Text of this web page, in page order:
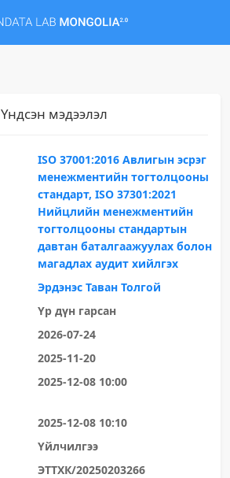
Үндсэн мэдээлэл
ISO 37001:2016 Авлигын эсрэг
менежментийн тогтолцооны
стандарт, ISO 37301:2021
Нийцлийн менежментийн
тогтолцооны стандартын
давтан баталгаажуулах болон
магадлах аудит хийлгэх
Эрдэнэс Таван Толгой
Үр дүн гарсан
2026-07-24
2025-11-20
2025-12-08 10:00
2025-12-08 10:10
Үйлчилгээ
ЭТТХК/20250203266